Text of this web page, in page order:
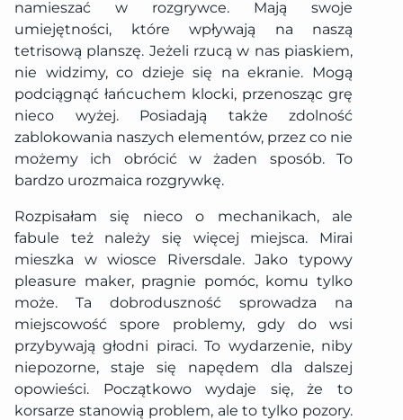
namieszać w rozgrywce. Mają swoje
umiejętności, które wpływają na naszą
tetrisową planszę. Jeżeli rzucą w nas piaskiem,
nie widzimy, co dzieje się na ekranie. Mogą
podciągnąć łańcuchem klocki, przenosząc grę
nieco wyżej. Posiadają także zdolność
zablokowania naszych elementów, przez co nie
możemy ich obrócić w żaden sposób. To
bardzo urozmaica rozgrywkę.
Rozpisałam się nieco o mechanikach, ale
fabule też należy się więcej miejsca. Mirai
mieszka w wiosce Riversdale. Jako typowy
pleasure maker, pragnie pomóc, komu tylko
może. Ta dobroduszność sprowadza na
miejscowość spore problemy, gdy do wsi
przybywają głodni piraci. To wydarzenie, niby
niepozorne, staje się napędem dla dalszej
opowieści. Początkowo wydaje się, że to
korsarze stanowią problem, ale to tylko pozory.